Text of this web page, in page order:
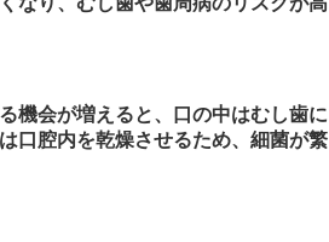
機会が増えると、口の中はむし歯に
口腔内を乾燥させるため、細菌が繁